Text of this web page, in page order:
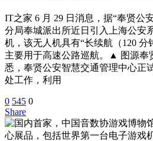
IT之家 6 月 29 日消息，据“奉贤公
分局奉城派出所近日引入上海公安
机，该无人机具有“长续航（120 分
主要用于高速公路巡航。▲ 图源奉
悉，奉贤公安智慧交通管理中心正
处工作，利用
0 545 0
Share